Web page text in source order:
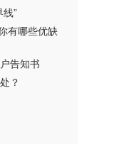
线”
有哪些优缺
告知书
？